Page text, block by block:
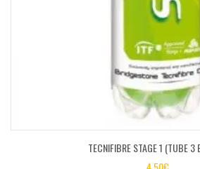
TECNIFIBRE STAGE 1 (TUBE 3